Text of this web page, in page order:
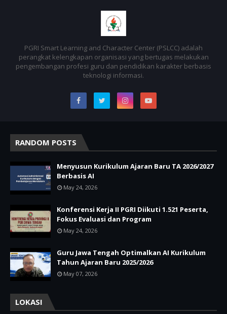
PGRI Smart Learning and Character Center (PSLCC) adalah
perangkat kelengkapan organisasi yang bertugas melakukan
pengembangan profesi guru dan pendidikan karakter berbasis
teknologi informasi.
RANDOM POSTS
Menyusun Kurikulum Ajaran Baru TA 2026/2027
Berbasis AI
May 24, 2026
Konferensi Kerja II PGRI Diikuti 1.521 Peserta,
Fokus Evaluasi dan Program
May 24, 2026
Guru Jawa Tengah Optimalkan AI Kurikulum
Tahun Ajaran Baru 2025/2026
May 07, 2026
LOKASI